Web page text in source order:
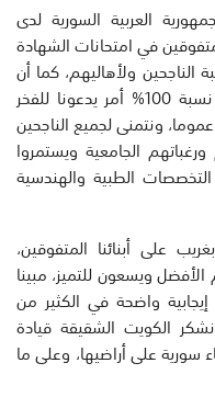
العربية السورية لدى
في امتحانات الشهادة
الطلبة الناجحين ولأهاليهم، كما أن
حصول إثنين من الطلبة السوريين على نسبة 100% أمر يدعونا للفخر
ونتمنى لجميع الناجحين
الجامعية ويستمروا
الطبية والهندسية
على أبنائنا المتفوقين،
ويسعون للتميز، مبينا
واضحة في الكثير من
الكويت الشقيقة قيادة
لـ 150 ألفا من أبناء سورية على أراضيها، وعلى ما